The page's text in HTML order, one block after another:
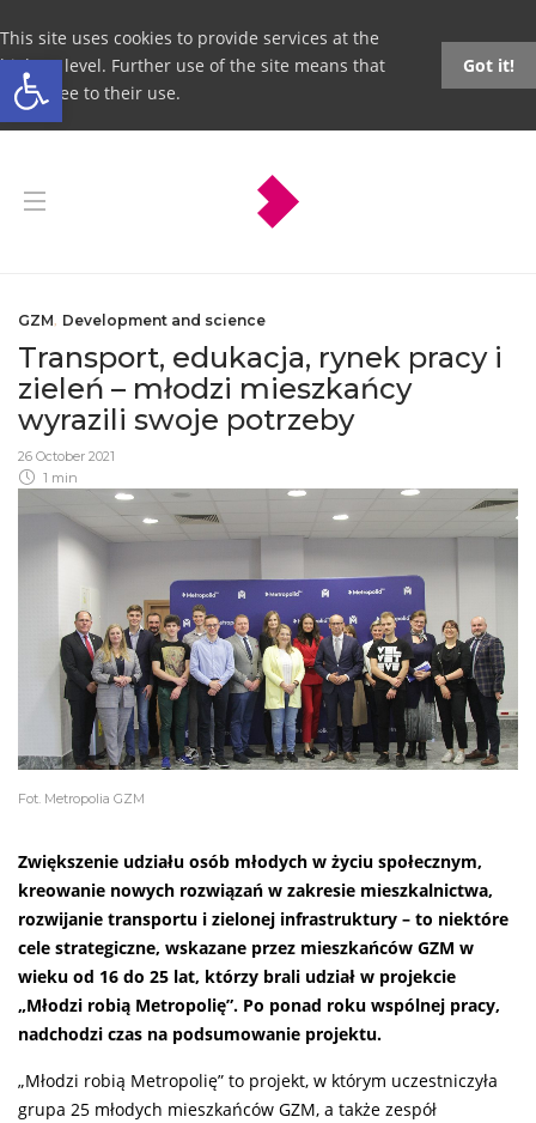
Open toolbar
This site uses cookies to provide services at the
highest level. Further use of the site means that
you agree to their use.
Got it!
GZM, Development and science
Transport, edukacja, rynek pracy i
zieleń – młodzi mieszkańcy
wyrazili swoje potrzeby
26 October 2021
1 min
Fot. Metropolia GZM
Zwiększenie udziału osób młodych w życiu społecznym,
kreowanie nowych rozwiązań w zakresie mieszkalnictwa,
rozwijanie transportu i zielonej infrastruktury – to niektóre
cele strategiczne, wskazane przez mieszkańców GZM w
wieku od 16 do 25 lat, którzy brali udział w projekcie
„Młodzi robią Metropolię”. Po ponad roku wspólnej pracy,
nadchodzi czas na podsumowanie projektu.
„Młodzi robią Metropolię” to projekt, w którym uczestniczyła
grupa 25 młodych mieszkańców GZM, a także zespół